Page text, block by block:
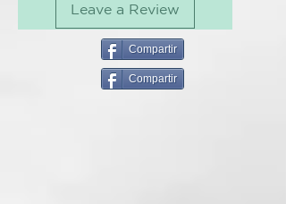
Formado: 300 ml
CÓMO USARLO
Leave a Review
Compartir
Compartir